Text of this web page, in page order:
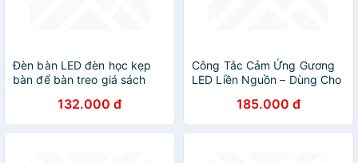
Đèn bàn LED đèn học kẹp
bàn để bàn treo giá sách
bảo vệ mắt tiết kiệm điện
chống ánh sáng xanh -
Hàng chính hãng
132.000 đ
Công Tắc Cảm Ứng Gương
LED Liền Nguồn – Dùng Cho
185.000 đ